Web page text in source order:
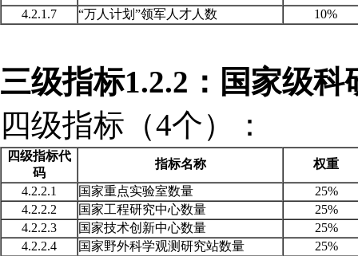
4.2.1.7
“万人计划 ”领军人才人数 10%
三级指标1.2.2：国家级
四级指标（4个）：
四级指标代
码
指标名称
权重
4.2.2.1
国家重点实验室数量
25%
4.2.2.2
国家工程研究中心数量
25%
4.2.2.3
国家技术创新中心数量
25%
4.2.2.4
国家野外科学观测研究站数量 25%